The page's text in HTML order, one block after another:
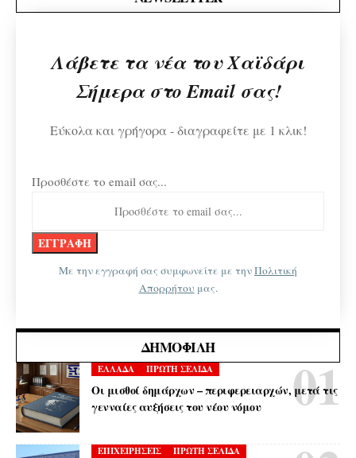
Λάβετε τα νέα του Χαϊδάρι
Σήμερα στο Email σας!
Εύκολα και γρήγορα - διαγραφείτε με 1 κλικ!
Προσθέστε το email σας...
Με την εγγραφή σας συμφωνείτε με τηνΠολιτική
Απορρήτου μας.
ΔΗΜΟΦΙΛΉ
ΕΛΛΑΔΑ ΠΡΩΤΗ ΣΕΛΙΔΑ
Οι μισθοί δημάρχων – περιφερειαρχών, μετά τις
γενναίες αυξήσεις του νέου νόμου
ΕΠΙΧΕΙΡΗΣΕΙΣ ΠΡΩΤΗ ΣΕΛΙΔΑ